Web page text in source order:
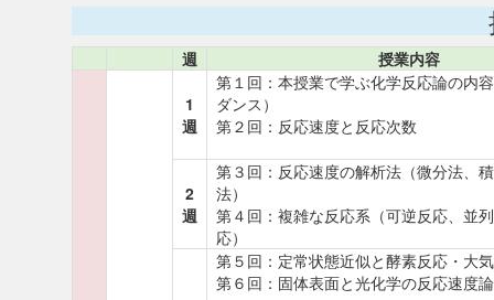
週 授業内容
1
週
第１回：本授業で学ぶ化学反応論の内
ダンス）
第２回：反応速度と反応次数
2
週
第３回：反応速度の解析法（微分法、
法）
第４回：複雑な反応系（可逆反応、並
応）
第５回：定常状態近似と酵素反応・大
第６回：固体表面と光化学の反応速度論